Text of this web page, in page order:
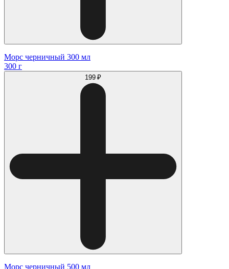
Морс черничный 300 мл
300 г
199 ₽
Морс черничный 500 мл